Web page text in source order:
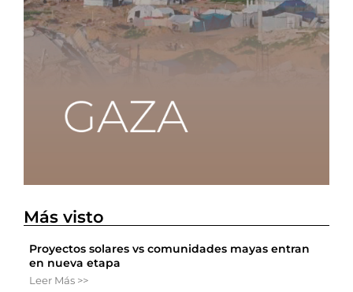
Más visto
Proyectos solares vs comunidades mayas entran
en nueva etapa
Leer Más >>